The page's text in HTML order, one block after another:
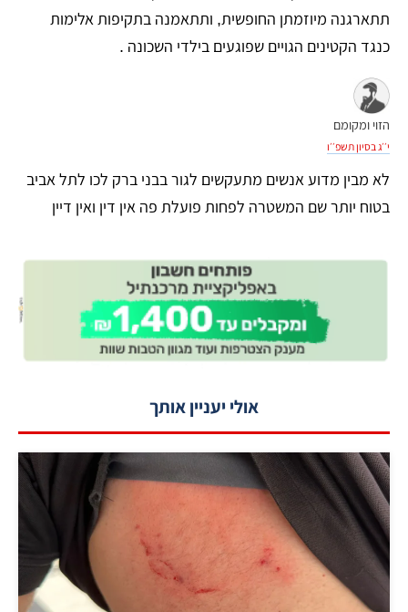
תתארגנה מיוזמתן החופשית, ותתאמנה בתקיפות אלימות
כנגד הקטינים הגויים שפוגעים בילדי השכונה .
הזוי ומקומם
י׳׳ג בסיון תשפ׳׳ו
לא מבין מדוע אנשים מתעקשים לגור בבני ברק לכו לתל אביב
בטוח יותר שם המשטרה לפחות פועלת פה אין דין ואין דיין
אולי יעניין אותך